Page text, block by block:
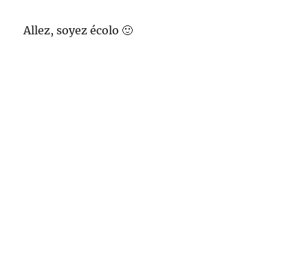
Allez, soyez écolo 🙂